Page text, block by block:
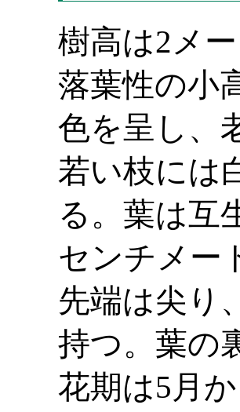
樹高は2メ
落葉性の小
色を呈し、
若い枝には
る。葉は互
センチメー
先端は尖り
持つ。葉の
花期は5月